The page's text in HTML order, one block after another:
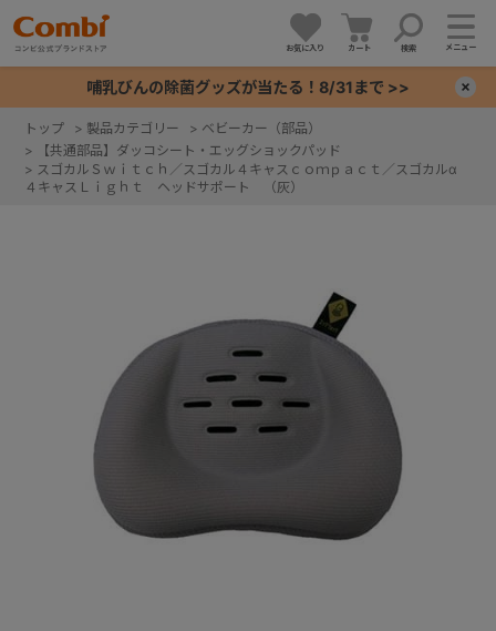
お気に入り カート 検索 メニュー
哺乳びんの除菌グッズが当たる！8/31まで >>
トップ > 製品カテゴリー > ベビーカー（部品）
>
【共通部品】ダッコシート・エッグショックパッド
> スゴカルＳｗｉｔｃｈ／スゴカル４キャスｃｏｍｐａｃｔ／スゴカルα
４キャスＬｉｇｈｔ ヘッドサポート （灰）